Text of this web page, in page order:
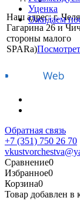
Уценка
Ожидаем
Наш адрес: г.
Гагарина 26 и
стороны малого
SPARa)
Обратная связь
+7 (351) 750 26 70
Сравнение0
Избранное0
Корзина0
Товар добавлен в